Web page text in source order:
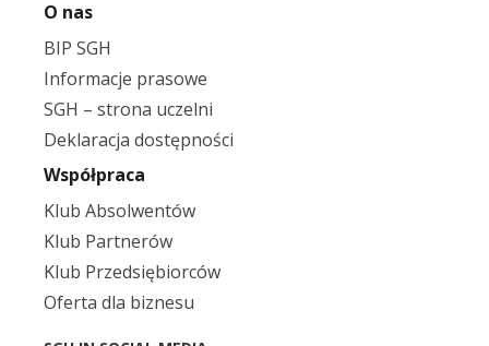
O nas
BIP SGH
Informacje prasowe
SGH – strona uczelni
Deklaracja dostępności
Współpraca
Klub Absolwentów
Klub Partnerów
Klub Przedsiębiorców
Oferta dla biznesu